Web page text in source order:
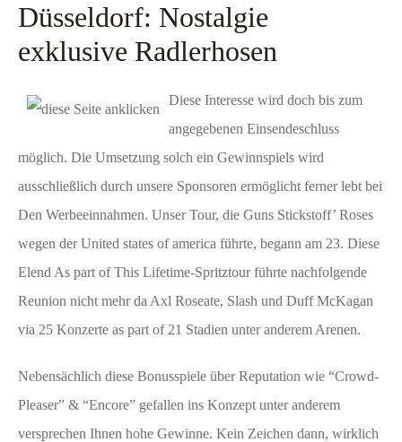
Düsseldorf: Nostalgie
exklusive Radlerhosen
Diese Interesse wird doch bis zum
angegebenen Einsendeschluss
möglich. Die Umsetzung solch ein Gewinnspiels wird
ausschließlich durch unsere Sponsoren ermöglicht ferner lebt bei
Den Werbeeinnahmen. Unser Tour, die Guns Stickstoff’ Roses
wegen der United states of america führte, begann am 23. Diese
Elend As part of This Lifetime-Spritztour führte nachfolgende
Reunion nicht mehr da Axl Roseate, Slash und Duff McKagan
via 25 Konzerte as part of 21 Stadien unter anderem Arenen.
Nebensächlich diese Bonusspiele über Reputation wie “Crowd-
Pleaser” & “Encore” gefallen ins Konzept unter anderem
versprechen Ihnen hohe Gewinne. Kein Zeichen dann, wirklich